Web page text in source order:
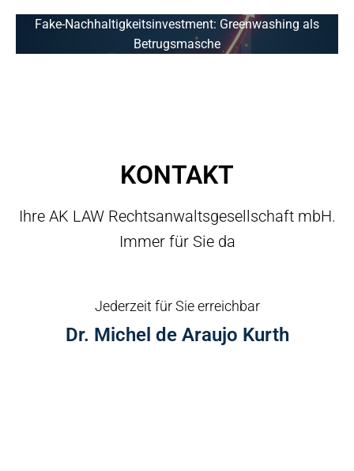
Fake-Nachhaltigkeitsinvestment: Greenwashing als
Betrugsmasche
KONTAKT
Ihre AK LAW Rechtsanwaltsgesellschaft mbH.
Immer für Sie da
Jederzeit für Sie erreichbar
Dr. Michel de Araujo Kurth